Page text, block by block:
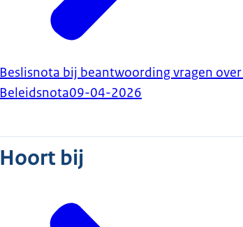
Beslisnota bij beantwoording vragen
Beleidsnota09-04-2026
Hoort bij